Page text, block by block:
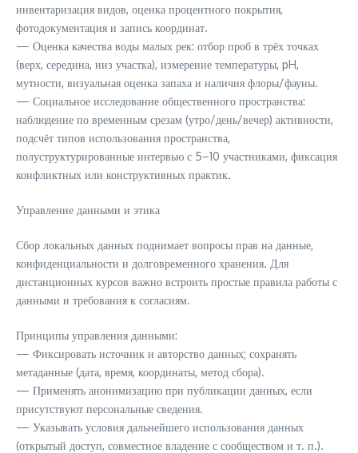
инвентаризация видов, оценка процентного покрытия,
фотодокументация и запись координат.
— Оценка качества воды малых рек: отбор проб в трёх точках
(верх, середина, низ участка), измерение температуры, pH,
мутности, визуальная оценка запаха и наличия флоры/фауны.
— Социальное исследование общественного пространства:
наблюдение по временным срезам (утро/день/вечер) активности,
подсчёт типов использования пространства,
полуструктурированные интервью с 5–10 участниками, фиксация
конфликтных или конструктивных практик.
Управление данными и этика
Сбор локальных данных поднимает вопросы прав на данные,
конфиденциальности и долговременного хранения. Для
дистанционных курсов важно встроить простые правила работы с
данными и требования к согласиям.
Принципы управления данными:
— Фиксировать источник и авторство данных; сохранять
метаданные (дата, время, координаты, метод сбора).
— Применять анонимизацию при публикации данных, если
присутствуют персональные сведения.
— Указывать условия дальнейшего использования данных
(открытый доступ, совместное владение с сообществом и т. п.).